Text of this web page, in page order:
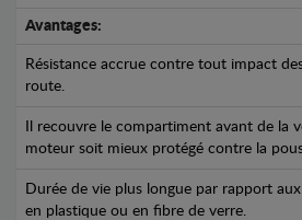
Avantages:
Résistance accrue contre tout impact
route.
Il recouvre le compartiment avant de la
moteur soit mieux protégé contre la
Durée de vie plus longue par rapport
en plastique ou en fibre de verre.